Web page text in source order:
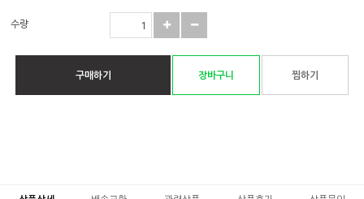
수량
구매하기 장바구니 찜하기